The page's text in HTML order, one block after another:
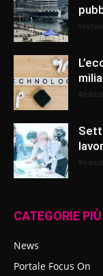
CATEGORIE
News
Portale Focus On